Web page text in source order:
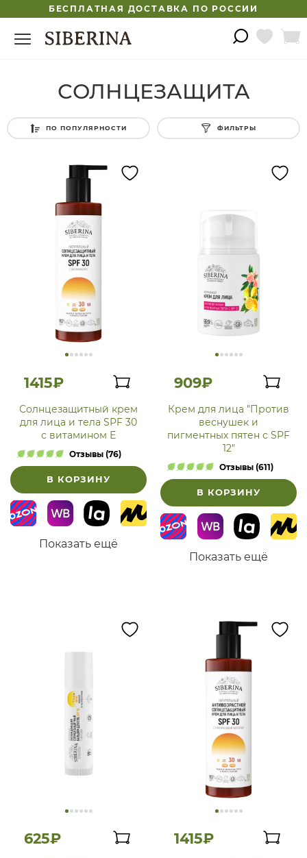
БЕСПЛАТНАЯ ДОСТАВКА ПО РОССИИ
СОЛНЦЕЗАЩИТА
ПО ПОПУЛЯРНОСТИ ФИЛЬТРЫ
1415₽
Солнцезащитный крем
для лица и тела SPF 30
с витамином Е
Отзывы (76)
В КОРЗИНУ
Показать ещё
909₽
Крем для лица "Против
веснушек и
пигментных пятен с SPF
12"
Отзывы (611)
В КОРЗИНУ
Показать ещё
625₽ 1415₽